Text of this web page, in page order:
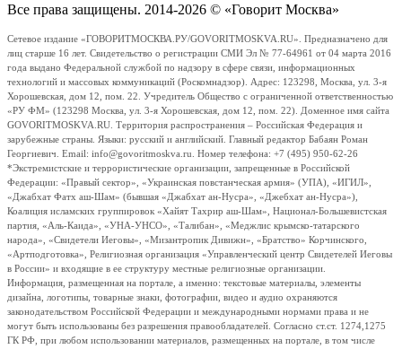
Все права защищены. 2014-2026 © «Говорит Москва»
Сетевое издание «ГОВОРИТМОСКВА.РУ/GOVORITMOSKVA.RU». Предназначено для
лиц старше 16 лет. Свидетельство о регистрации СМИ Эл № 77-64961 от 04 марта 2016
года выдано Федеральной службой по надзору в сфере связи, информационных
технологий и массовых коммуникаций (Роскомнадзор). Адрес: 123298, Москва, ул. 3-я
Хорошевская, дом 12, пом. 22. Учредитель Общество с ограниченной ответственностью
«РУ ФМ» (123298 Москва, ул. 3-я Хорошевская, дом 12, пом. 22). Доменное имя сайта
GOVORITMOSKVA.RU. Территория распространения – Российская Федерация и
зарубежные страны. Языки: русский и английский. Главный редактор Бабаян Роман
Георгиевич. Email: info@govoritmoskva.ru. Номер телефона: +7 (495) 950-62-26
*Экстремистские и террористические организации, запрещенные в Российской
Федерации: «Правый сектор», «Украинская повстанческая армия» (УПА), «ИГИЛ»,
«Джабхат Фатх аш-Шам» (бывшая «Джабхат ан-Нусра», «Джебхат ан-Нусра»),
Коалиция исламских группировок «Хайят Тахрир аш-Шам», Национал-Большевистская
партия, «Аль-Каида», «УНА-УНСО», «Талибан», «Меджлис крымско-татарского
народа», «Свидетели Иеговы», «Мизантропик Дивижн», «Братство» Корчинского,
«Артподготовка», Религиозная организация «Управленческий центр Свидетелей Иеговы
в России» и входящие в ее структуру местные религиозные организации.
Информация, размещенная на портале, а именно: текстовые материалы, элементы
дизайна, логотипы, товарные знаки, фотографии, видео и аудио охраняются
законодательством Российской Федерации и международными нормами права и не
могут быть использованы без разрешения правообладателей. Согласно ст.ст. 1274,1275
ГК РФ, при любом использовании материалов, размещенных на портале, в том числе